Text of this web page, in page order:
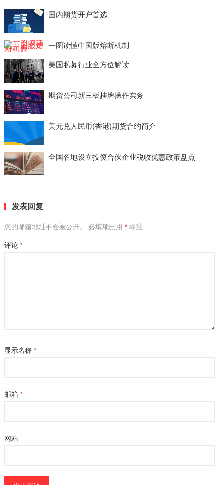
国内期货开户首选
一图读懂中国版熔断机制
美国私募行业全方位解读
期货公司新三板挂牌操作实务
美元兑人民币(香港)期货合约简介
全国各地设立投资合伙企业税收优惠政策盘点
发表回复
您的邮箱地址不会被公开。 必填项已用 *标注
评论 *
显示名称 *
邮箱 *
网站